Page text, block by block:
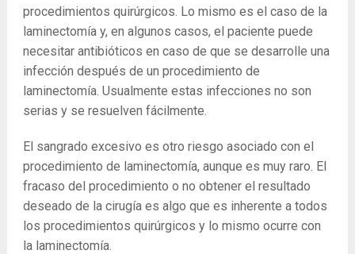
procedimientos quirúrgicos. Lo mismo es el caso de la
laminectomía y, en algunos casos, el paciente puede
necesitar antibióticos en caso de que se desarrolle una
infección después de un procedimiento de
laminectomía. Usualmente estas infecciones no son
serias y se resuelven fácilmente.
El sangrado excesivo es otro riesgo asociado con el
procedimiento de laminectomía, aunque es muy raro. El
fracaso del procedimiento o no obtener el resultado
deseado de la cirugía es algo que es inherente a todos
los procedimientos quirúrgicos y lo mismo ocurre con
la laminectomía.